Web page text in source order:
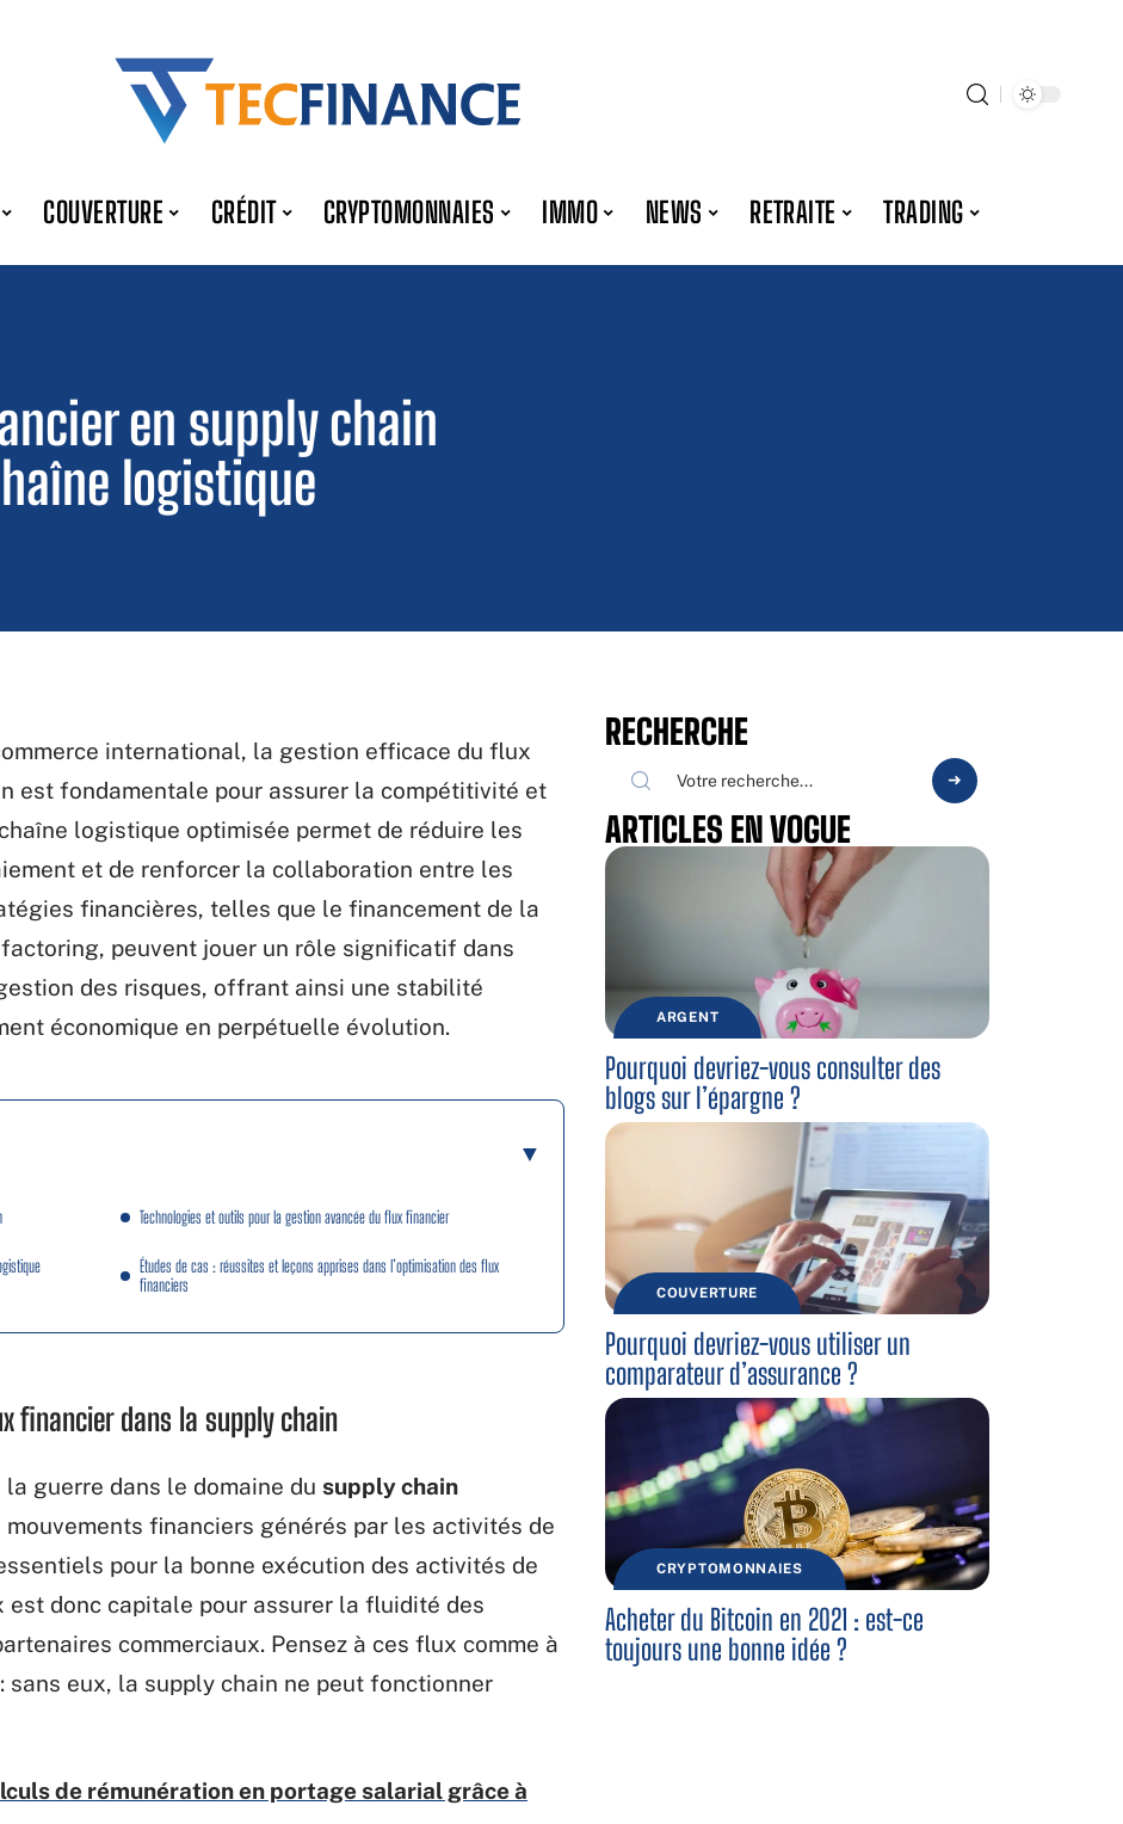
COUVERTURE CRÉDIT CRYPTOMONNAIES IMMO NEWS RETRAITE TRADING
en supply chain
logistique
international, la gestion efficace du flux
est fondamentale pour assurer la compétitivité et
logistique optimisée permet de réduire les
et de renforcer la collaboration entre les
financières, telles que le financement de la
peuvent jouer un rôle significatif dans
des risques, offrant ainsi une stabilité
économique en perpétuelle évolution.
Technologies et outils pour la gestion avancée du flux financier
Études de cas : réussites et leçons apprises dans l’optimisation des flux
financiers
financier dans la supply chain
guerre dans le domaine du supply chain
financiers générés par les activités de
pour la bonne exécution des activités de
est donc capitale pour assurer la fluidité des
commerciaux. Pensez à ces flux comme à
sans eux, la supply chain ne peut fonctionner
de rémunération en portage salarial grâce à
RECHERCHE
ARTICLES EN VOGUE
ARGENT
Pourquoi devriez-vous consulter des
blogs sur l’épargne ?
COUVERTURE
Pourquoi devriez-vous utiliser un
comparateur d’assurance ?
CRYPTOMONNAIES
Acheter du Bitcoin en 2021 : est-ce
toujours une bonne idée ?